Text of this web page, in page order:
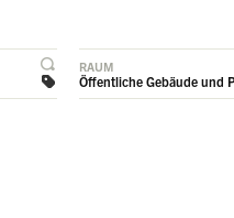
RAUM
Öffentliche Gebäude und